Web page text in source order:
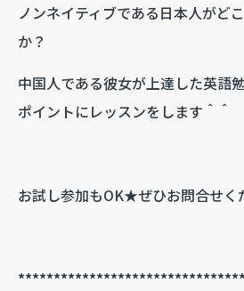
ノンネイティブである日本人がど
か？
中国人である彼女が上達した英語
ポイントにレッスンをします＾＾
お試し参加もOK★ぜひお問合せく